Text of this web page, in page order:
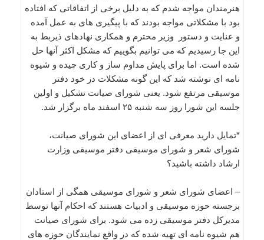
هنرمندان مواجه شدم که به دلیل برخی از اتفاقاتی که افتاده
بود با مشکلاتی مواجه بودند که با پیگیری های به عمل آمده
و عنایت و دستور وزیر محترم و همکاری نهادهای ذیربط به
این جا رسیدیم که می توانیم بگوییم که مشکل اکثر آنها حل
شده است. اما برای پایش مداوم ساز و کاری چیده و شیوه
نامه ای نوشته شد که این گونه مشکلات در خود دفتر
موسیقی مرتفع شود. یعنی شورای صیانت تشکیل و اولین
جلسه این شورا روز سه شنبه ۲۵ اسفند ماه برگزار شد.
*تمایل دارید معرفی ای از اعضای این شورای صیانت،
شورای شعر و شورای موسیقی دفتر موسیقی وزارت
ارشاد داشته باشید؟
– اعضای شورای شعر و شورای موسیقی همگی از استادان
برجسته حوزه موسیقی و ادبیات هستند که احکام آنها توسط
مدیرکل دفتر موسیقی زده می شود. برای شورای صیانت
هم شیوه نامه ای تهیه شده که در واقع نمایندگان حوزه های